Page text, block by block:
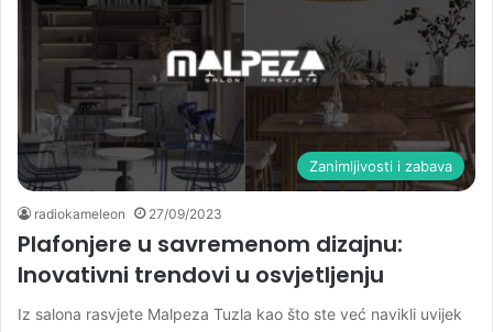
Zanimljivosti i zabava
radiokameleon 27/09/2023
Plafonjere u savremenom dizajnu:
Inovativni trendovi u osvjetljenju
Iz salona rasvjete Malpeza Tuzla kao što ste već navikli uvijek